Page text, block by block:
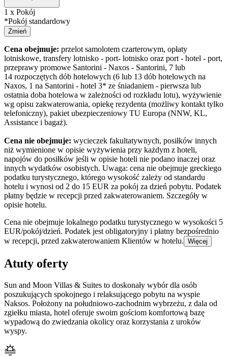
1 x Pokój
*Pokój standardowy
Zmień
Cena obejmuje: przelot samolotem czarterowym, opłaty
lotniskowe, transfery lotnisko - port- lotnisko oraz port - hotel - port,
przeprawy promowe Santorini - Naxos - Santorini, 7 lub
14 rozpoczętych dób hotelowych (6 lub 13 dób hotelowych na
Naxos, 1 na Santorini - hotel 3* ze śniadaniem - pierwsza lub
ostatnia doba hotelowa w zależności od rozkładu lotu), wyżywienie
wg opisu zakwaterowania, opiekę rezydenta (możliwy kontakt tylko
telefoniczny), pakiet ubezpieczeniowy TU Europa (NNW, KL,
Assistance i bagaż).
Cena nie obejmuje: wycieczek fakultatywnych, posiłków innych
niż wymienione w opisie wyżywienia przy każdym z hoteli,
napojów do posiłków jeśli w opisie hoteli nie podano inaczej oraz
innych wydatków osobistych. Uwaga: cena nie obejmuje greckiego
podatku turystycznego, którego wysokość zależy od standardu
hotelu i wynosi od 2 do 15 EUR za pokój za dzień pobytu. Podatek
płatny będzie w recepcji przed zakwaterowaniem. Szczegóły w
opisie hotelu.
Cena nie obejmuje lokalnego podatku turystycznego w wysokości 5
EUR/pokój/dzień. Podatek jest obligatoryjny i płatny bezpośrednio
w recepcji, przed zakwaterowaniem Klientów w hotelu. Więcej
Atuty oferty
Sun and Moon Villas & Suites to doskonały wybór dla osób
poszukujących spokojnego i relaksującego pobytu na wyspie
Naksos. Położony na południowo-zachodnim wybrzeżu, z dala od
zgiełku miasta, hotel oferuje swoim gościom komfortową bazę
wypadową do zwiedzania okolicy oraz korzystania z uroków
wyspy.